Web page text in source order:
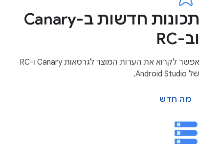
תכונות חדשות ב-Canary
וב-RC
אפשר לקרוא את הערות המוצר לגרסאות Canary ו-RC
של Android Studio.
מה חדש